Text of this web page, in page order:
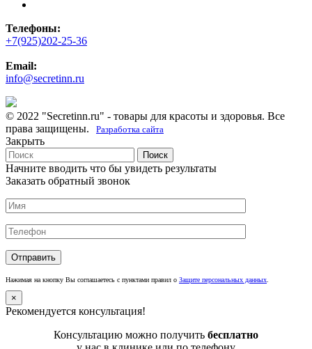
Телефоны:
+7(925)202-25-36
Email:
info@secretinn.ru
© 2022 "Secretinn.ru" - товары для красоты и здоровья. Все
права защищены.
Разработка сайта
Закрыть
Поиск
Начните вводить что бы увидеть результаты
Заказать обратный звонок
Нажимая на кнопку Вы соглашаетесь с пунктами правил о Защите персональных данных
×
Рекомендуется консультация!
Консультацию можно получить бесплатно